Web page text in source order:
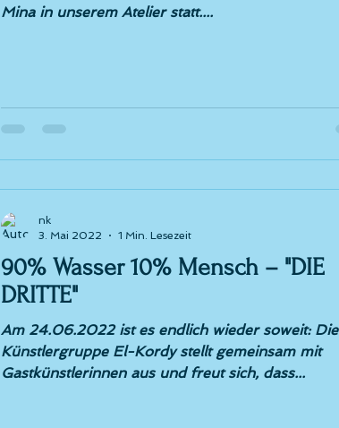
Mina in unserem Atelier statt....
90% Wasser 10% Mensch – "DIE
DRITTE"
Am 24.06.2022 ist es endlich wieder soweit: Die
Künstlergruppe El-Kordy stellt gemeinsam mit
Gastkünstlerinnen aus und freut sich, dass...
nk
3. Mai 2022
1 Min. Lesezeit